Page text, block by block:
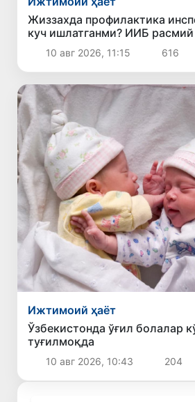
Жиззахда профилактика
куч ишлатганми? ИИБ
билдирди
10 авг 2026, 11:15 616
Ижтимоий ҳаёт
Ўзбекистонда ўғил болалар
туғилмоқда
10 авг 2026, 10:43 204